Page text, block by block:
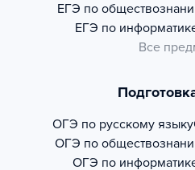
ЕГЭ по
ЕГЭ по
Все
ОГЭ по русскому языку
ОГЭ по
ОГЭ по